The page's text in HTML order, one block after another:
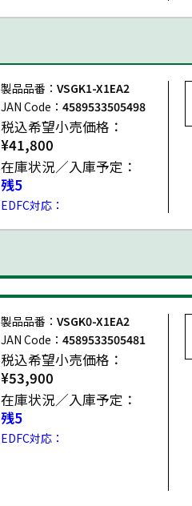
製品品番： VSGK1-X1EA2
JAN Code： 4589533505498
税込希望小売価格：
¥41,800
在庫状況／入庫予定：
残5
EDFC対応：
製品品番： VSGK0-X1EA2
JAN Code： 4589533505481
税込希望小売価格：
¥53,900
在庫状況／入庫予定：
残5
EDFC対応：